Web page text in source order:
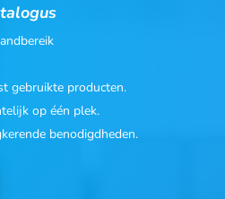
gebruikte producten.
op één plek.
benodigdheden.